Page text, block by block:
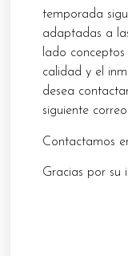
temporada
adaptadas a
lado
calidad y el
desea
siguiente correo
Contactamos
Gracias por su